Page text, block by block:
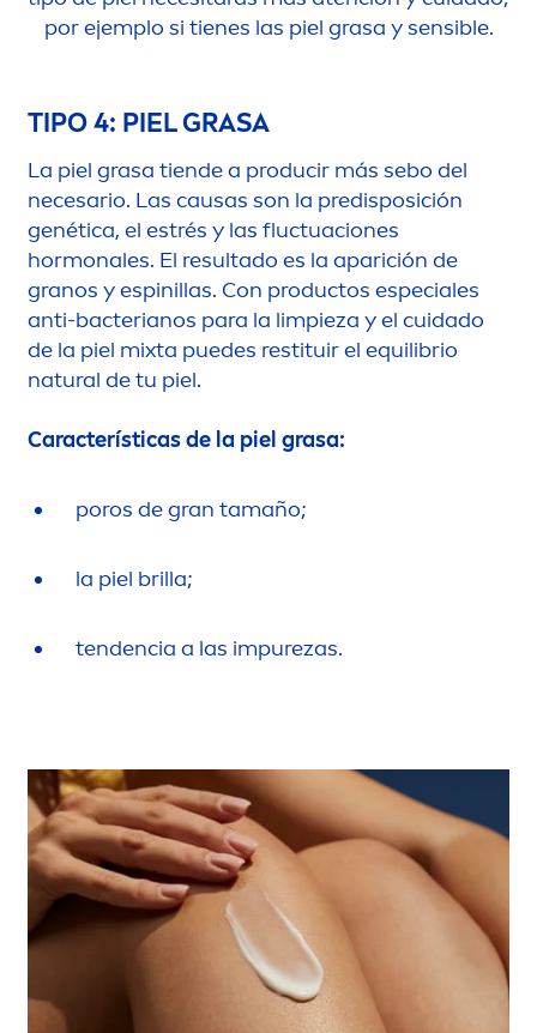
por ejemplo si tienes las piel grasa y sensible.
TIPO 4: PIEL GRASA
La piel grasa tiende a producir más sebo del
necesario. Las causas son la predisposición
genética, el estrés y las fluctuaciones
hormonales. El resultado es la aparición de
granos y espinillas. Con productos especiales
anti-bacterianos para la limpieza y el cuidado
de la piel mixta puedes restituir el equilibrio
natural de tu piel.
Características de la piel grasa:
poros de gran tamaño;
la piel brilla;
tendencia a las impurezas.